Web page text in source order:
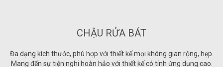
CHẬU RỬA BÁT
Đa dạng kích thước, phù hợp với thiết kế mọi không gian rộng, hẹp.
Mang đến sự tiện nghi hoàn hảo với thiết kế có tính ứng dụng cao.